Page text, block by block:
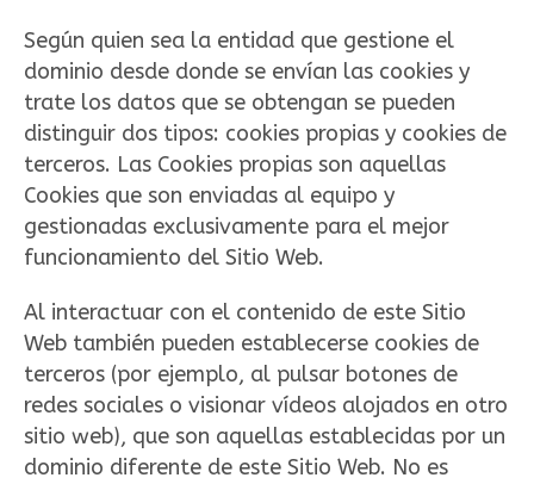
Según quien sea la entidad que gestione el
dominio desde donde se envían las cookies y
trate los datos que se obtengan se pueden
distinguir dos tipos: cookies propias y cookies de
terceros. Las Cookies propias son aquellas
Cookies que son enviadas al equipo y
gestionadas exclusivamente para el mejor
funcionamiento del Sitio Web.
Al interactuar con el contenido de este Sitio
Web también pueden establecerse cookies de
terceros (por ejemplo, al pulsar botones de
redes sociales o visionar vídeos alojados en otro
sitio web), que son aquellas establecidas por un
dominio diferente de este Sitio Web. No es